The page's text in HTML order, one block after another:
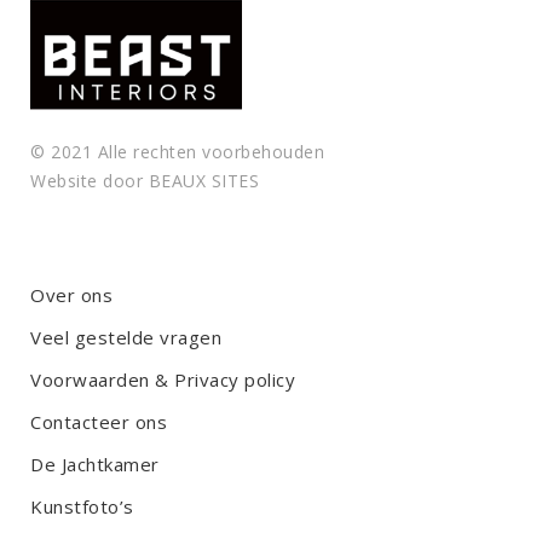
© 2021 Alle rechten voorbehouden
Website door BEAUX SITES
Over ons
Veel gestelde vragen
Voorwaarden & Privacy policy
Contacteer ons
De Jachtkamer
Kunstfoto’s